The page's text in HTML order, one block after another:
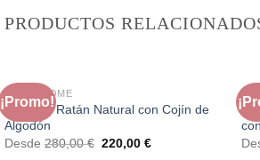
PRODUCTOS
¡Promo!
FAURA HOME
Sillón de Ratán Natural con Cojín de
Algodón
Desde 280,00€ El
220,00€El